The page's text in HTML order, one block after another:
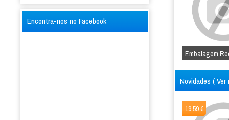
Encontra-nos no Facebook
Embalagem
Novidades (Ver
19,59 €